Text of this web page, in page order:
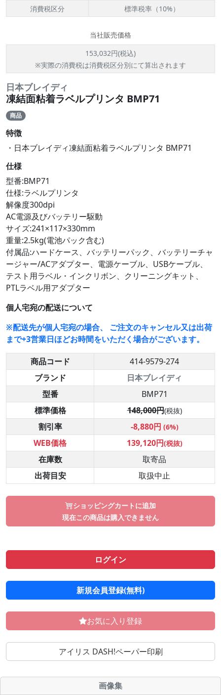
消費税区分
標準税率（10%）
当社販売価格
153,032円(税込)
※実際の消費税は消費税区分別にて算出されます
日本ブレイディ
凍結面粘着ラベルプリンタ BMP71
商品
特徴
・日本ブレイディ凍結面粘着ラベルプリンタ BMP71
仕様
型番:BMP71
仕様:ラベルプリンタ
解像度300dpi
AC電源及びバッテリー駆動
サイズ:241×117×330mm
重量:2.5kg(電池パック含む)
付属品:ハードケース、バッテリーパック、バッテリーチャ
ージャー/ACアダプター、電源ケーブル、USBケーブル、
テスト用ラベル・インクリボン、クリーニングキット、
PTLラベル用アダプター
個人宅宛の配送について
※配送先が個人宅宛の場合、 ご注文のキャンセル又は出荷
まで+3営業日ほどお時間をいただく場合がございます。
商品コード
414-9579-274
ブランド
日本ブレイディ
型番
BMP71
標準価格
148,000円(税抜)
割引率 -8,880円 (6%)
WEB価格 139,120円(税抜)
在庫数
取寄品
出荷目安
取扱中止
ショッピングカートに追加
現在この商品は購入できません
ログイン
新規会員登録(無料)
お気に入り登録
アイリス DASH!ペーパー印刷
画像集